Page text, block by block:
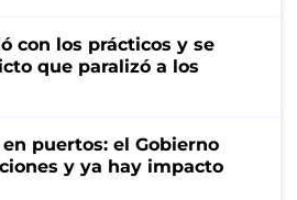
con los prácticos y se
que paralizó a los
puertos: el Gobierno
y ya hay impacto